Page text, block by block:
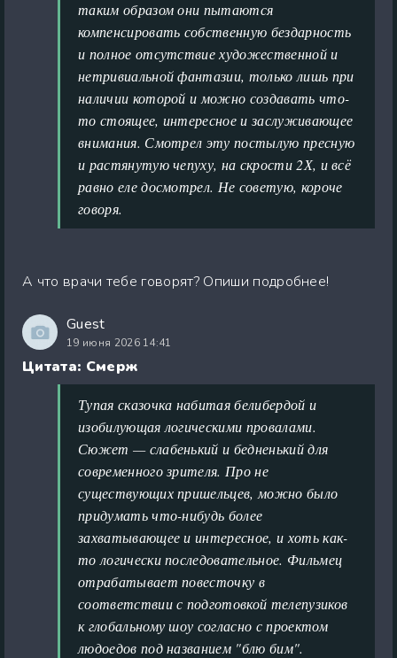
таким образом они пытаются
компенсировать собственную бездарность
и полное отсутствие художественной и
нетривиальной фантазии, только лишь при
наличии которой и можно создавать что-
то стоящее, интересное и заслуживающее
внимания. Смотрел эту постылую пресную
и растянутую чепуху, на скрости 2Х, и всё
равно еле досмотрел. Не советую, короче
говоря.
А что врачи тебе говорят? Опиши подробнее!
Guest
19 июня 2026 14:41
Цитата: Смерж
Тупая сказочка набитая белибердой и
изобилующая логическими провалами.
Сюжет — слабенький и бедненький для
современного зрителя. Про не
существующих пришельцев, можно было
придумать что-нибудь более
захватывающее и интересное, и хоть как-
то логически последовательное. Фильмец
отрабатывает повесточку в
соответствии с подготовкой телепузиков
к глобальному шоу согласно с проектом
людоедов под названием "блю бим".